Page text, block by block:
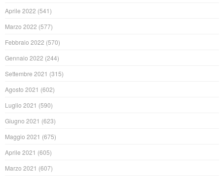
Aprile 2022 (541)
Marzo 2022 (577)
Febbraio 2022 (570)
Gennaio 2022 (244)
Settembre 2021 (315)
Agosto 2021 (602)
Luglio 2021 (590)
Giugno 2021 (623)
Maggio 2021 (675)
Aprile 2021 (605)
Marzo 2021 (607)